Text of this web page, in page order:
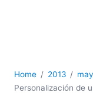
Home 2013
Personalización de